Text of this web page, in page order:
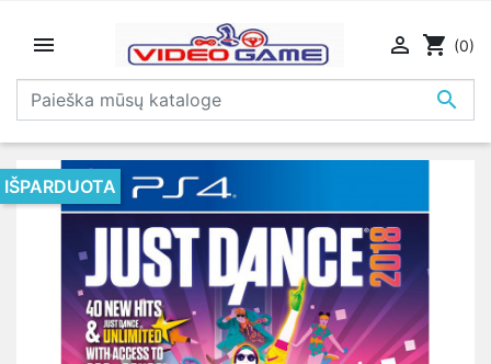


 shopping_cart (0)
IŠPARDUOTA